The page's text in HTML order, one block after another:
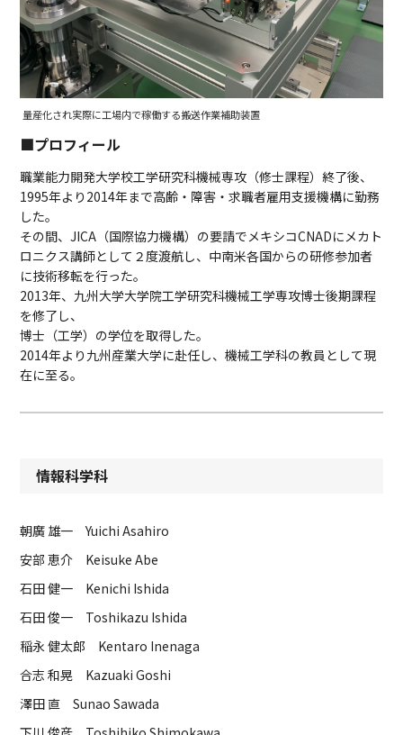
量産化され実際に工場内で稼働する搬送作業補助装置
■プロフィール
職業能力開発大学校工学研究科機械専攻（修士課程）終了後、
1995年より2014年まで高齢・障害・求職者雇用支援機構に勤務
した。
その間、JICA（国際協力機構）の要請でメキシコCNADにメカト
ロニクス講師として２度渡航し、中南米各国からの研修参加者
に技術移転を行った。
2013年、九州大学大学院工学研究科機械工学専攻博士後期課程
を修了し、
博士（工学）の学位を取得した。
2014年より九州産業大学に赴任し、機械工学科の教員として現
在に至る。
情報科学科
朝廣 雄一 Yuichi Asahiro
安部 恵介 Keisuke Abe
石田 健一 Kenichi Ishida
石田 俊一 Toshikazu Ishida
稲永 健太郎 Kentaro Inenaga
合志 和晃 Kazuaki Goshi
澤田 直 Sunao Sawada